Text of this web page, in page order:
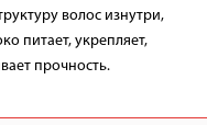
волос изнутри,
питает, укрепляет,
прочность.